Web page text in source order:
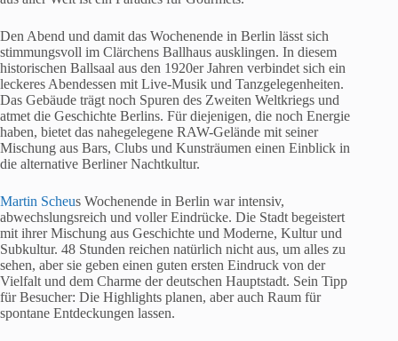
Den Abend und damit das Wochenende in Berlin lässt sich
stimmungsvoll im Clärchens Ballhaus ausklingen. In diesem
historischen Ballsaal aus den 1920er Jahren verbindet sich ein
leckeres Abendessen mit Live-Musik und Tanzgelegenheiten.
Das Gebäude trägt noch Spuren des Zweiten Weltkriegs und
atmet die Geschichte Berlins. Für diejenigen, die noch Energie
haben, bietet das nahegelegene RAW-Gelände mit seiner
Mischung aus Bars, Clubs und Kunsträumen einen Einblick in
die alternative Berliner Nachtkultur.
Martin Scheus Wochenende in Berlin war intensiv,
abwechslungsreich und voller Eindrücke. Die Stadt begeistert
mit ihrer Mischung aus Geschichte und Moderne, Kultur und
Subkultur. 48 Stunden reichen natürlich nicht aus, um alles zu
sehen, aber sie geben einen guten ersten Eindruck von der
Vielfalt und dem Charme der deutschen Hauptstadt. Sein Tipp
für Besucher: Die Highlights planen, aber auch Raum für
spontane Entdeckungen lassen.